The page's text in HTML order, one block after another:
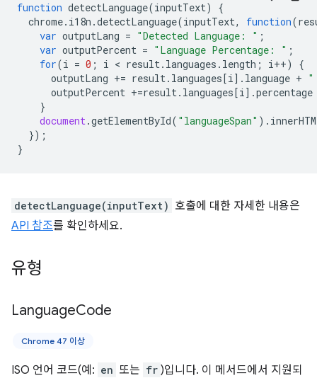
function detectLanguage(inputText)
{
chrome. i18n .detectLanguage(inputText, function(
var outputLang = "Detected Language: " ;
var outputPercent = "Language Percentage: " ;
for(i = 0 ; i < result. languages . length ; i++)
{
outputLang += result. languages [i]. language +
outputPercent +=result. languages [i].percentage
}
document.getElementById( "languageSpan" ).
});
}
detectLanguage(inputText) 호출에 대한 자세한 내용은
API 참조를 확인하세요.
유형
LanguageCode
Chrome 47 이상
ISO 언어 코드(예: en 또는 fr )입니다. 이 메서드에서 지원되